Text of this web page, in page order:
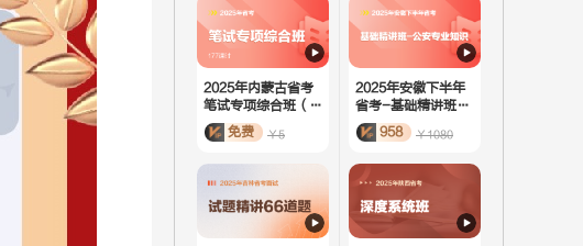
2025年内蒙古省考
笔试专项综合班（活
动课）
免费 ￥5
2025年安徽下半年
省考-基础精讲班-
公安专业知识
958 ￥1080